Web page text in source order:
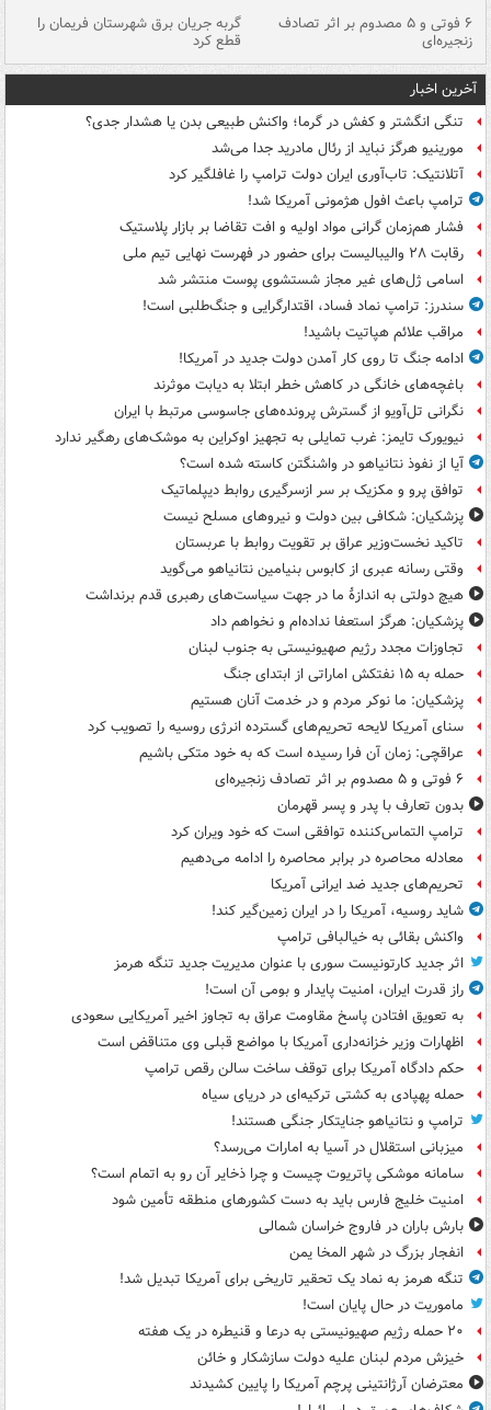
۶ فوتی و ۵ مصدوم بر اثر تصادف
زنجیره‌ای
گربه جریان برق شهرستان فریمان را
قطع کرد
آخرین اخبار
تنگی انگشتر و کفش در گرما؛ واکنش طبیعی بدن یا هشدار جدی؟
مورینیو هرگز نباید از رئال مادرید جدا می‌شد
آتلانتیک: تاب‌آوری ایران دولت ترامپ را غافلگیر کرد
ترامپ باعث افول هژمونی آمریکا شد!
فشار هم‌زمان گرانی مواد اولیه و افت تقاضا بر بازار پلاستیک
رقابت ۲۸ والیبالیست برای حضور در فهرست نهایی تیم ملی
اسامی ژل‌های غیر مجاز شستشوی پوست منتشر شد
سندرز: ترامپ نماد فساد، اقتدارگرایی و جنگ‌طلبی است!
مراقب علائم هپاتیت باشید!
ادامه جنگ تا روی کار آمدن دولت جدید در آمریکا!
باغچه‌های خانگی در کاهش خطر ابتلا به دیابت موثرند
نگرانی تل‌آویو از گسترش پرونده‌های جاسوسی مرتبط با ایران
نیویورک تایمز: غرب تمایلی به تجهیز اوکراین به موشک‌های رهگیر ندارد
آیا از نفوذ نتانیاهو در واشنگتن کاسته شده است؟
توافق پرو و مکزیک بر سر ازسرگیری روابط دیپلماتیک
پزشکیان: شکافی بین دولت و نیروهای مسلح نیست
تاکید نخست‌وزیر عراق بر تقویت روابط با عربستان
وقتی رسانه عبری از کابوس بنیامین نتانیاهو می‌گوید
هیچ دولتی به اندازۀ ما در جهت سیاست‌های رهبری قدم برنداشت
پزشکیان: هرگز استعفا نداده‌ام و نخواهم داد
تجاوزات مجدد رژیم صهیونیستی به جنوب لبنان
حمله به ۱۵ نفتکش‌ اماراتی از ابتدای جنگ
پزشکیان: ما نوکر مردم و در خدمت آنان هستیم
سنای آمریکا لایحه تحریم‌های گسترده انرژی روسیه را تصویب کرد
عراقچی: زمان آن فرا رسیده است که به خود متکی باشیم
۶ فوتی و ۵ مصدوم بر اثر تصادف زنجیره‌ای
بدون تعارف با پدر و پسر قهرمان
ترامپ التماس‌کننده توافقی است که خود ویران کرد
معادله محاصره در برابر محاصره را ادامه می‌دهیم
تحریم‌های جدید ضد ایرانی آمریکا
شاید روسیه، آمریکا را در ایران زمین‌گیر کند!
واکنش بقائی به خیالبافی ترامپ
اثر جدید کارتونیست سوری با عنوان مدیریت جدید تنگه هرمز
راز قدرت ایران، امنیت پایدار و بومی آن است!
به تعویق افتادن پاسخ مقاومت عراق به تجاوز اخیر آمریکایی سعودی
اظهارات وزیر خزانه‌داری آمریکا با مواضع قبلی وی متناقض است
حکم دادگاه آمریکا برای توقف ساخت سالن رقص ترامپ
حمله پهپادی به کشتی ترکیه‌ای در دریای سیاه
ترامپ و نتانیاهو جنایتکار جنگی هستند!
میزبانی استقلال در آسیا به امارات می‌رسد؟
سامانه موشکی پاتریوت چیست و چرا ذخایر آن رو به اتمام است؟
امنیت خلیج فارس باید به دست کشورهای منطقه تأمین شود
بارش باران در فاروج خراسان شمالی
انفجار بزرگ در شهر المخا یمن
تنگه هرمز به نماد یک تحقیر تاریخی برای آمریکا تبدیل شد!
ماموریت در حال پایان است!
۲۰ حمله رژیم صهیونیستی به درعا و قنیطره در یک هفته
خیزش مردم لبنان علیه دولت سازشکار و خائن
معترضان آرژانتینی پرچم آمریکا را پایین کشیدند